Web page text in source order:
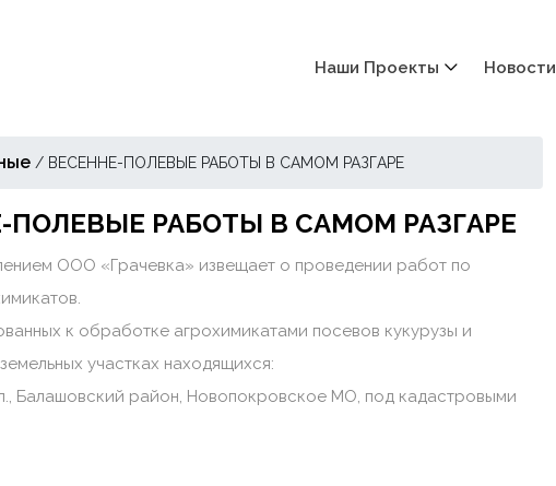
Наши Проекты Новости
/ ВЕСЕННЕ-ПОЛЕВЫЕ РАБОТЫ В САМОМ РАЗГАРЕ
ПОЛЕВЫЕ РАБОТЫ В САМОМ РАЗГАРЕ
ООО «Грачевка» извещает о проведении работ по
к обработке агрохимикатами посевов кукурузы и
участках находящихся:
Балашовский район, Новопокровское МО, под кадастровыми